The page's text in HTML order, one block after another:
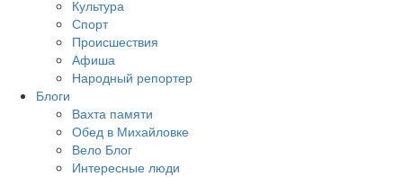
Культура
Спорт
Происшествия
Афиша
Народный репортер
Блоги
Вахта памяти
Обед в Михайловке
Вело Блог
Интересные люди